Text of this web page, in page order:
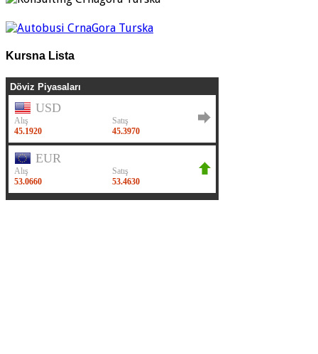
Kursna Lista